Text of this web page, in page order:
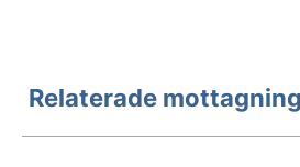
Relaterade